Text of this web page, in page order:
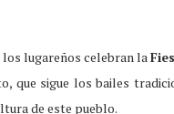
los lugareños celebran la
que sigue los bailes
de este pueblo.